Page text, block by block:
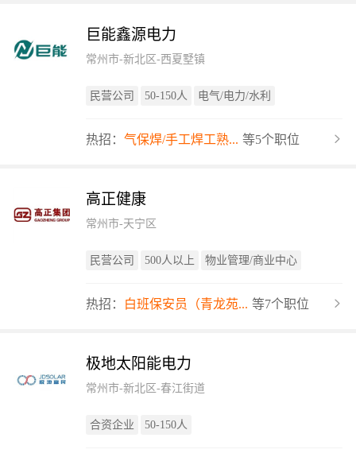
巨能鑫源电力
常州市-新北区-西夏墅镇
民营公司 50-150人 电气/电力/水利
热招： 气保焊/手工焊工熟... 等5个职位
高正健康
常州市-天宁区
民营公司 500人以上 物业管理/商业中心
热招： 白班保安员（青龙苑... 等7个职位
极地太阳能电力
常州市-新北区-春江街道
合资企业 50-150人